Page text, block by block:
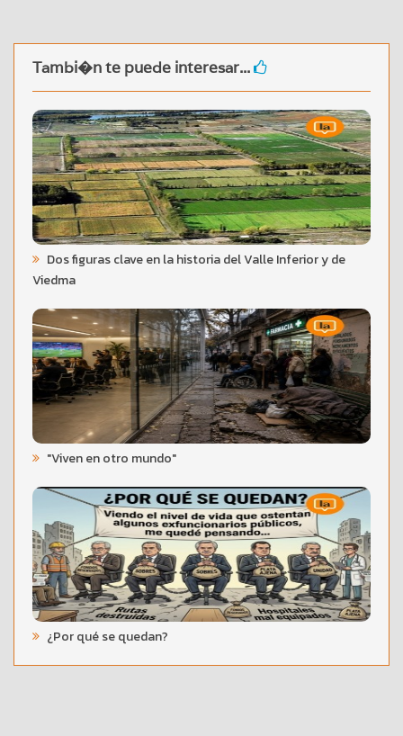
Tambi�n te puede interesar...
Dos figuras clave en la historia del Valle Inferior y de
Viedma
"Viven en otro mundo"
¿Por qué se quedan?